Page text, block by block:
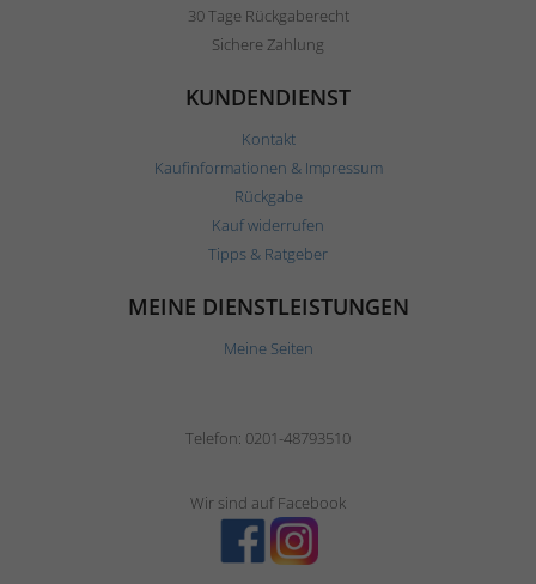
30 Tage Rückgaberecht
Sichere Zahlung
KUNDENDIENST
Kontakt
Kaufinformationen & Impressum
Rückgabe
Kauf widerrufen
Tipps & Ratgeber
MEINE DIENSTLEISTUNGEN
Meine Seiten
Telefon: 0201-48793510
Wir sind auf Facebook